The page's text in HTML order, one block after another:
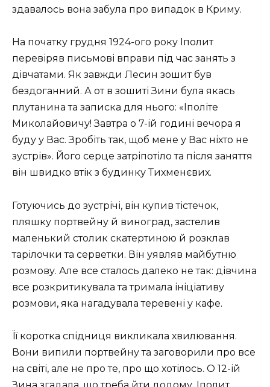
здавалось вона забула про випадок в Криму.
На початку грудня 1924-ого року Іполит
перевіряв письмові вправи під час занять з
дівчатами. Як завжди Лесин зошит був
бездоганний. А от в зошиті Зини була якась
плутанина та записка для нього: «Іполіте
Миколайовичу! Завтра о 7-ій годині вечора я
буду у Вас. Зробіть так, щоб мене у Вас ніхто не
зустрів». Його серце затріпотіло та після заняття
він швидко втік з будинку Тихменєвих.
Готуючись до зустрічі, він купив тістечок,
пляшку портвейну й виноград, застелив
маленький столик скатертиною й розклав
тарілочки та серветки. Він уявляв майбутню
розмову. Але все сталось далеко не так: дівчина
все розкритикувала та тримала ініціативу
розмови, яка нагадувала теревені у кафе.
Її коротка спідниця викликала хвилювання.
Вони випили портвейну та заговорили про все
на світі, але не про те, про що хотілось. О 12-ій
Зина згадала, що треба йти додому. Іполит